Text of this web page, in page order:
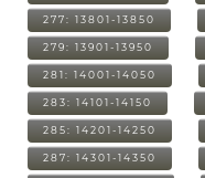
277: 13801-13850
279: 13901-13950
281: 14001-14050
283: 14101-14150
285: 14201-14250
287: 14301-14350